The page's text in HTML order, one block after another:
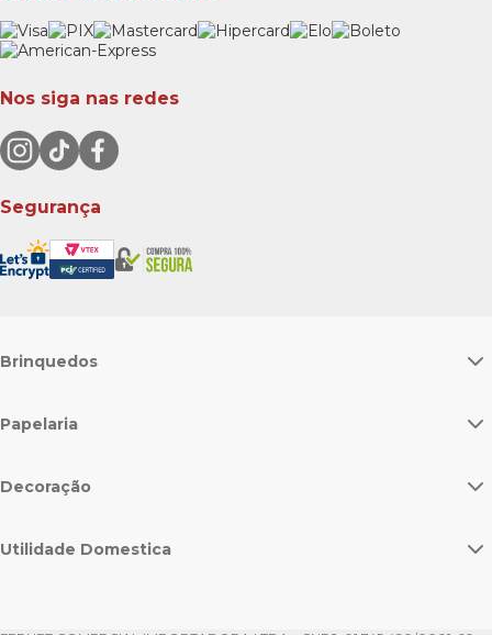
Nos siga nas redes
Segurança
Brinquedos
Papelaria
Decoração
Utilidade Domestica